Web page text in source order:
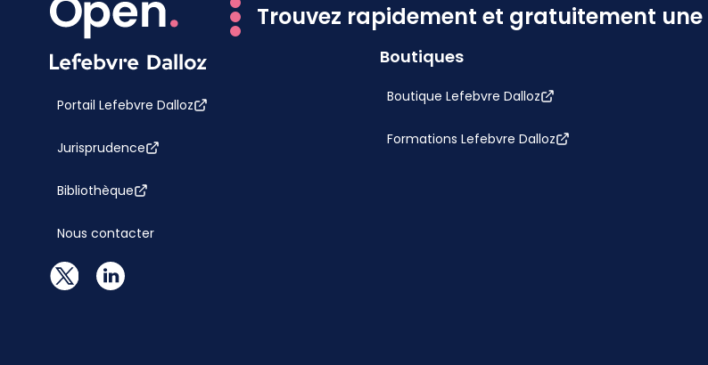
Trouvez rapidement et gratuitement
Portail Lefebvre Dalloz
Jurisprudence
Bibliothèque
Nous contacter
Boutiques
Boutique Lefebvre Dalloz
Formations Lefebvre Dalloz